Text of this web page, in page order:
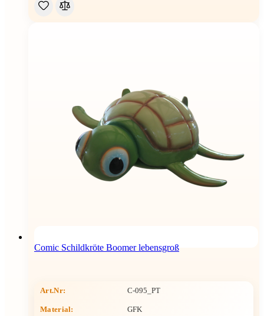
Comic Schildkröte Boomer lebensgroß
Art.Nr: C-095_PT
Material: GFK